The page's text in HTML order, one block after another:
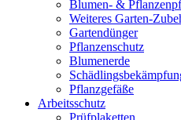
Blumen- &
Weiteres Garten-
Gartendünger
Pflanzenschutz
Blumenerde
Pflanzgefäße
Arbeitsschutz
Prüfplaketten